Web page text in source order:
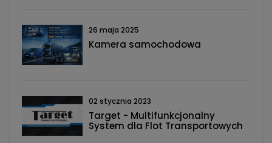
26 maja 2025
Kamera samochodowa
02 stycznia 2023
Target - Multifunkcjonalny
System dla Flot Transportowych